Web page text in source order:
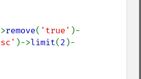
remove( 'true' )-
)->limit(2 )-